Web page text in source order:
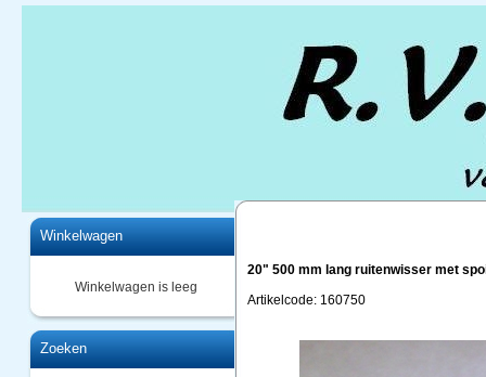
Winkelwagen
Winkelwagen is leeg
Zoeken
20" 500 mm lang ruitenwisser met
Artikelcode: 160750